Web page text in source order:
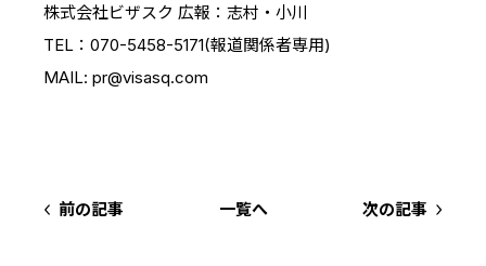
株式会社ビザスク 広報：志村・小川
TEL：070-5458-5171(報道関係者専用)
MAIL: pr@visasq.com
前の記事 一覧へ 次の記事